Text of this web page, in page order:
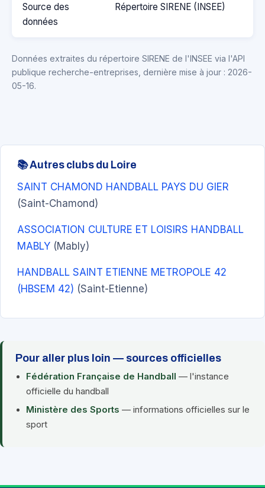
Source des
données
Répertoire SIRENE (INSEE)
Données extraites du répertoire SIRENE de l'INSEE via l'API
publique recherche-entreprises, dernière mise à jour : 2026-
05-16.
📚 Autres clubs du Loire
SAINT CHAMOND HANDBALL PAYS DU GIER
(Saint-Chamond)
ASSOCIATION CULTURE ET LOISIRS HANDBALL
MABLY (Mably)
HANDBALL SAINT ETIENNE METROPOLE 42
(HBSEM 42) (Saint-Etienne)
Pour aller plus loin — sources officielles
Fédération Française de Handball — l'instance
officielle du handball
Ministère des Sports — informations officielles sur le
sport